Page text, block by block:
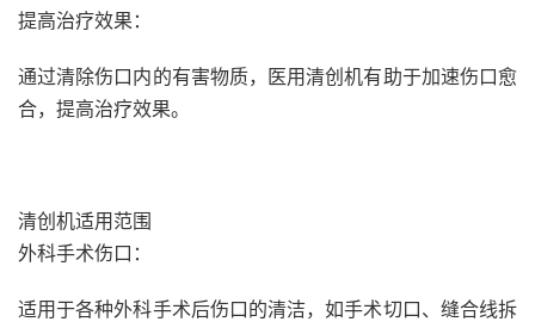
提高治疗效果：
通过清除伤口内的有害物质，医用清创机有助于加速伤口愈
合，提高治疗效果。
清创机适用范围
外科手术伤口：
适用于各种外科手术后伤口的清洁，如手术切口、缝合线拆